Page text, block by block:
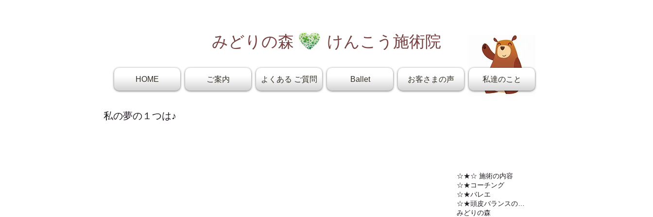
みどりの森 けんこう施術院
HOME ご案内 よくある ご質問 Ballet お客さまの声 私達のこと
私の夢の１つは♪
☆★☆ 施術の内容
☆★コーチング
☆★バレエ
みどりの森